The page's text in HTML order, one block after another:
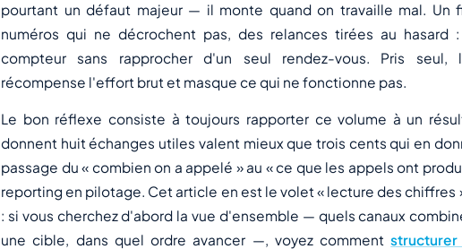
pourtant un défaut majeur — il monte quand on travaille mal. Un
numéros qui ne décrochent pas, des relances tirées au
compteur sans rapprocher d'un seul rendez-vous. Pris seul,
récompense l'effort brut et masque ce qui ne fonctionne pas.
Le bon réflexe consiste à toujours rapporter ce volume à un
donnent huit échanges utiles valent mieux que trois cents qui en
passage du « combien on a appelé » au « ce que les appels ont
reporting en pilotage. Cet article en est le volet « lecture des chiffres
: si vous cherchez d'abord la vue d'ensemble — quels canaux
une cible, dans quel ordre avancer —, voyez comment